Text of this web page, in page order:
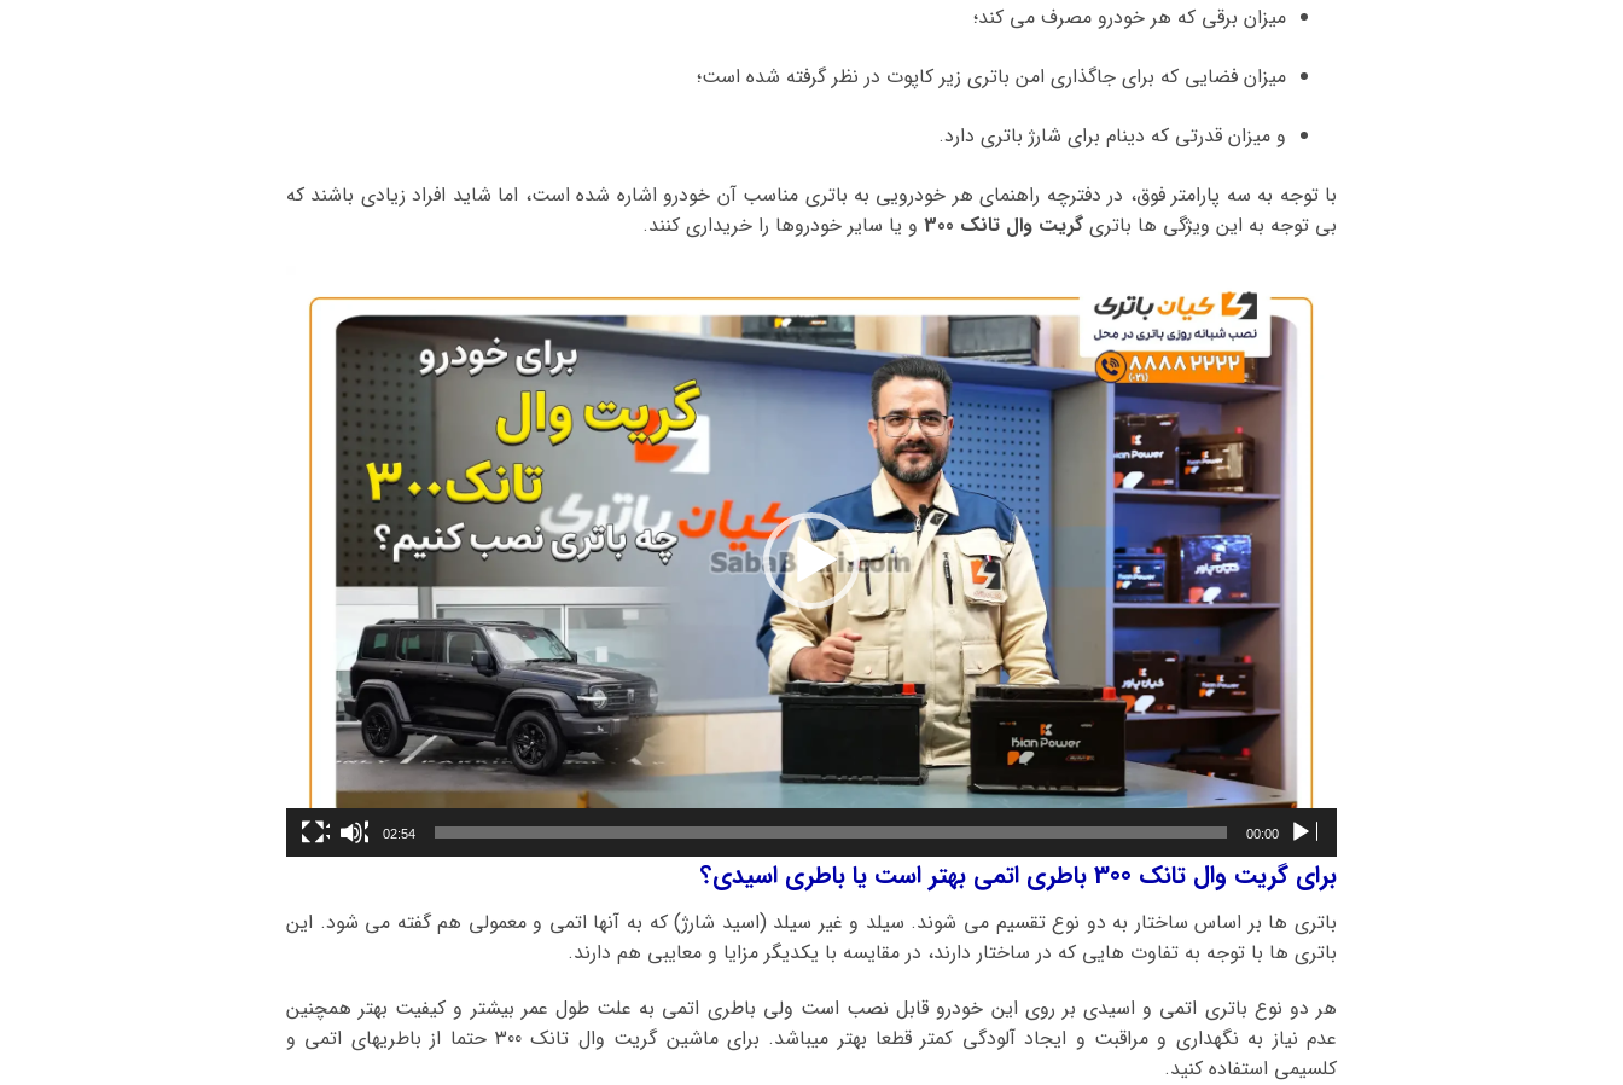
میزان برقی که هر خودرو مصرف می کند؛
میزان فضایی که برای جاگذاری امن باتری زیر کاپوت در نظر گرفته شده است؛
و میزان قدرتی که دینام برای شارژ باتری دارد.
با توجه به سه پارامتر فوق، در دفترچه راهنمای هر خودرویی به باتری مناسب آن خودرو اشاره شده است، اما شاید افراد زیادی باشند که
بی توجه به این ویژگی ها باتری گریت وال تانک 300
و یا سایر خودروها را خریداری کنند.
ویدیو
00:00
02:54
برای گریت وال تانک 300 باطری اتمی بهتر است یا باطری اسیدی؟
باتری ها بر اساس ساختار به دو نوع تقسیم می شوند. سیلد و غیر سیلد (اسید شارژ) که به آنها اتمی و معمولی هم گفته می شود. این
باتری ها با توجه به تفاوت هایی که در ساختار دارند، در مقایسه با یکدیگر مزایا و معایبی هم دارند.
هر دو نوع باتری اتمی و اسیدی بر روی این خودرو قابل نصب است ولی باطری اتمی به علت طول عمر بیشتر و کیفیت بهتر همچنین
عدم نیاز به نگهداری و مراقبت و ایجاد آلودگی کمتر قطعا بهتر میباشد. برای ماشین گریت وال تانک 300 حتما از باطریهای اتمی و
کلسیمی استفاده کنید.